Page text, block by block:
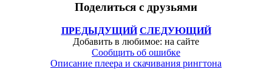
Поделиться с друзьями
ПРЕДЫДУЩИЙ СЛЕДУЮЩИЙ
Добавить в любимое: на сайте
Сообщить об ошибке
Описание плеера и скачивания рингтона